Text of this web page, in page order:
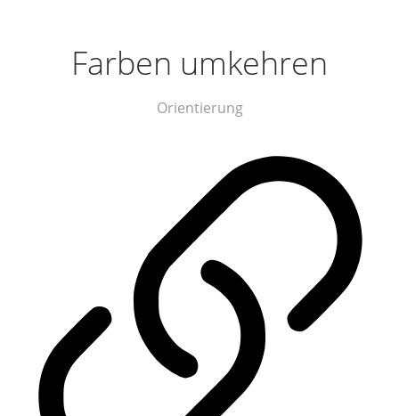
Farben umkehren
Orientierung